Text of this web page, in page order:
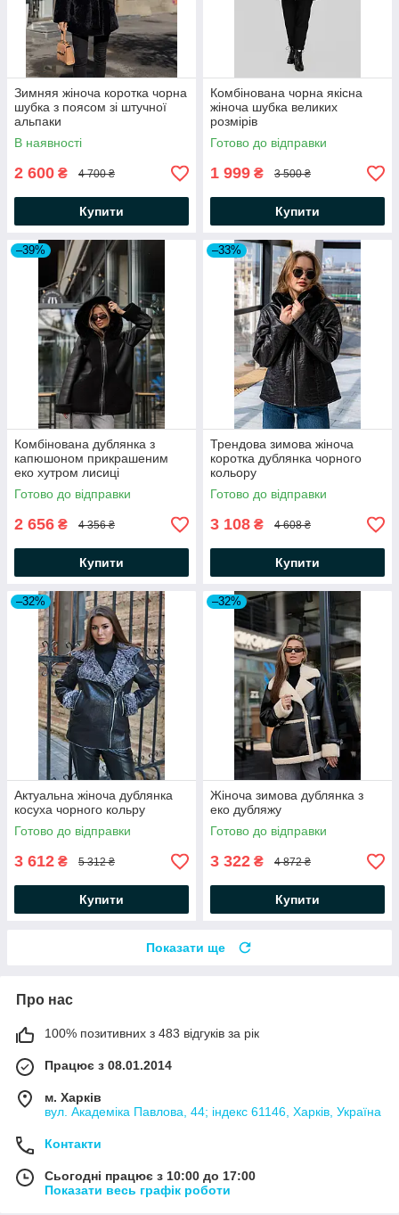
Зимняя жіноча коротка чорна
шубка з поясом зі штучної
альпаки
В наявності
2 600 ₴ 4 700 ₴
Купити
Комбінована чорна якісна
жіноча шубка великих
розмірів
Готово до відправки
1 999 ₴ 3 500 ₴
Купити
–39%
Комбінована дублянка з
капюшоном прикрашеним
еко хутром лисиці
Готово до відправки
2 656 ₴ 4 356 ₴
Купити
–33%
Трендова зимова жіноча
коротка дублянка чорного
кольору
Готово до відправки
3 108 ₴ 4 608 ₴
Купити
–32%
Актуальна жіноча дублянка
косуха чорного кольру
Готово до відправки
3 612 ₴ 5 312 ₴
Купити
–32%
Жіноча зимова дублянка з
еко дубляжу
Готово до відправки
3 322 ₴ 4 872 ₴
Купити
Показати ще
Про нас
100% позитивних з 483 відгуків за рік
Працює з 08.01.2014
м. Харків
вул. Академіка Павлова, 44; індекс 61146, Харків, Україна
Контакти
Сьогодні працює з 10:00 до 17:00
Показати весь графік роботи